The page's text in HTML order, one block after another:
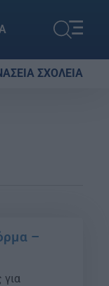
ΣΧΟΛΕΙΑ
–
για